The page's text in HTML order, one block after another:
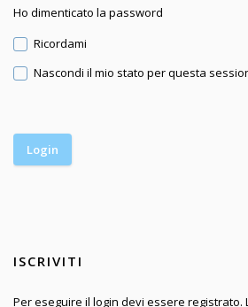
Ho dimenticato la password
Ricordami
Nascondi il mio stato per questa
ISCRIVITI
Per eseguire il login devi essere registrato.